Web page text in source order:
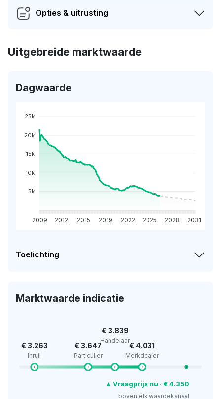
Opties & uitrusting
Uitgebreide marktwaarde
Dagwaarde
25k
20k
15k
10k
5k
2009 2012 2015 2019 2022 2025 2028 2031
Toelichting
Marktwaarde indicatie
€ 3.263
Inruil
€ 3.647
Particulier
€ 3.839
Handelaar
€ 4.031
Merkdealer
▲ Vraagprijs nu · € 4.350
boven élk waardekanaal